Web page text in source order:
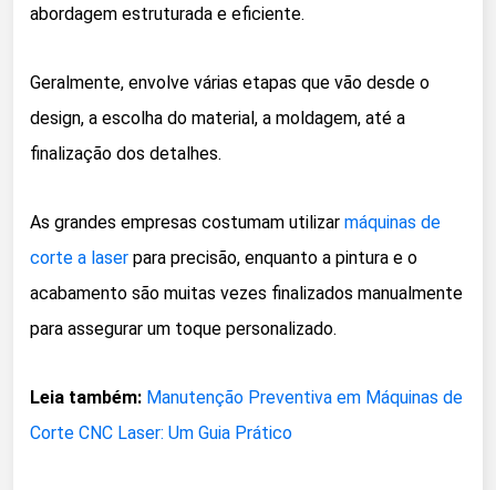
abordagem estruturada e eficiente.
Geralmente, envolve várias etapas que vão desde o
design, a escolha do material, a moldagem, até a
finalização dos detalhes.
As grandes empresas costumam utilizar máquinas de
corte a laser para precisão, enquanto a pintura e o
acabamento são muitas vezes finalizados manualmente
para assegurar um toque personalizado.
Leia também: Manutenção Preventiva em Máquinas de
Corte CNC Laser: Um Guia Prático